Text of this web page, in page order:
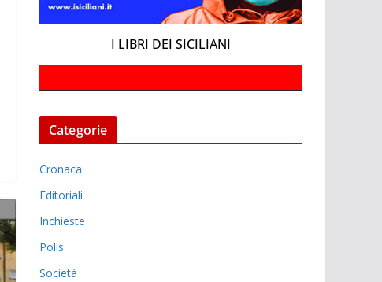
I LIBRI DEI SICILIANI
Categorie
Cronaca
Editoriali
Inchieste
Polis
Società